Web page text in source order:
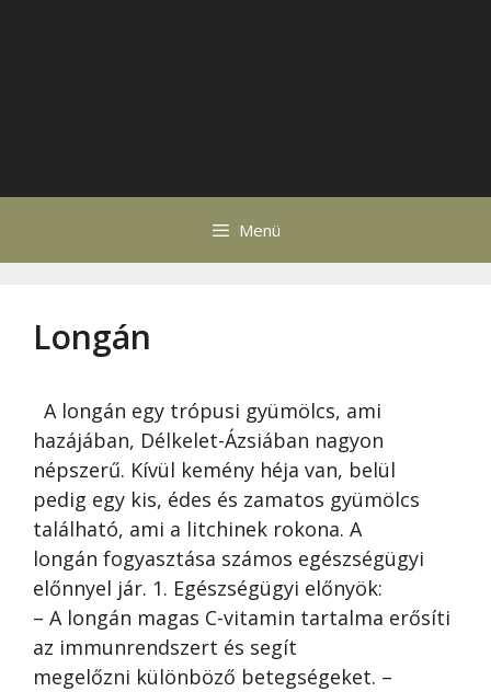
Menü
Longán
A longán egy trópusi gyümölcs, ami
hazájában, Délkelet-Ázsiában nagyon
népszerű. Kívül kemény héja van, belül
pedig egy kis, édes és zamatos gyümölcs
található, ami a litchinek rokona. A
longán fogyasztása számos egészségügyi
előnnyel jár. 1. Egészségügyi előnyök:
– A longán magas C-vitamin tartalma erősíti
az immunrendszert és segít
megelőzni különböző betegségeket. –